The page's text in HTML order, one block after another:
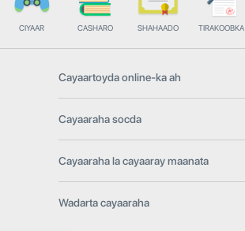
CIYAAR CASHARO SHAHAADO TIRAKOOBKA
Cayaartoyda online-ka ah
Cayaaraha socda
Cayaaraha la cayaaray maanata
Wadarta cayaaraha